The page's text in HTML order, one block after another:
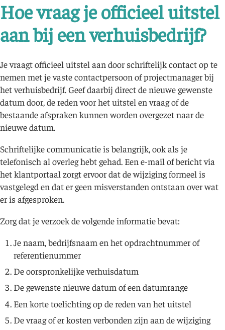
Hoe vraag je officieel uitstel
aan bij een verhuisbedrijf?
Je vraagt officieel uitstel aan door schriftelijk contact op te
nemen met je vaste contactpersoon of projectmanager bij
het verhuisbedrijf. Geef daarbij direct de nieuwe gewenste
datum door, de reden voor het uitstel en vraag of de
bestaande afspraken kunnen worden overgezet naar de
nieuwe datum.
Schriftelijke communicatie is belangrijk, ook als je
telefonisch al overleg hebt gehad. Een e-mail of bericht via
het klantportaal zorgt ervoor dat de wijziging formeel is
vastgelegd en dat er geen misverstanden ontstaan over wat
er is afgesproken.
Zorg dat je verzoek de volgende informatie bevat:
Je naam, bedrijfsnaam en het opdrachtnummer of
referentienummer
De oorspronkelijke verhuisdatum
De gewenste nieuwe datum of een datumrange
Een korte toelichting op de reden van het uitstel
De vraag of er kosten verbonden zijn aan de wijziging